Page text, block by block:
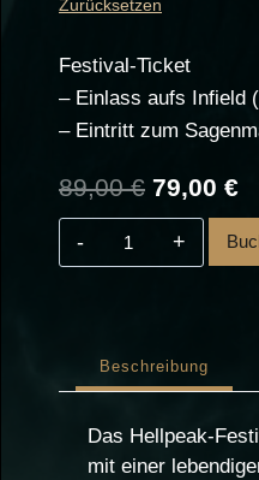
Zurücksetzen
Festival-Ticket
– Einlass aufs Infield
– Eintritt zum
89,00€
Preis
war:
79,00 €
Hellpeak
2027
Gate
Menge
Beschreibung
Das Hellpeak-
mit einer